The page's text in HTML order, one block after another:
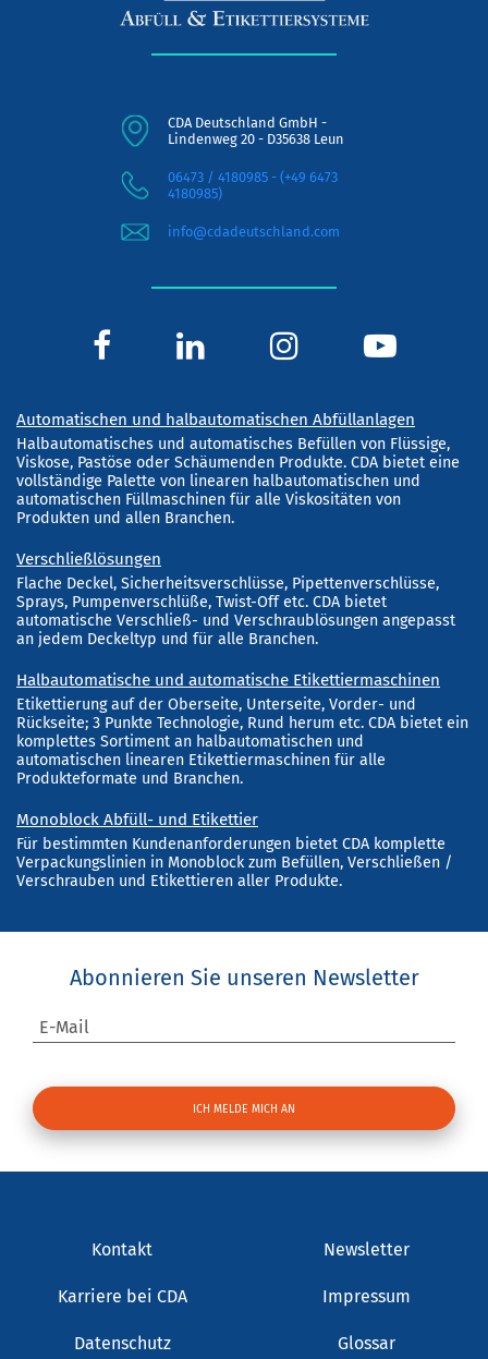
CDA Deutschland GmbH -
Lindenweg 20 - D35638 Leun
06473 / 4180985 - (+49 6473
4180985)
info@cdadeutschland.com
Automatischen und halbautomatischen Abfüllanlagen
Halbautomatisches und automatisches Befüllen von Flüssige,
Viskose, Pastöse oder Schäumenden Produkte. CDA bietet eine
vollständige Palette von linearen halbautomatischen und
automatischen Füllmaschinen für alle Viskositäten von
Produkten und allen Branchen.
Verschließlösungen
Flache Deckel, Sicherheitsverschlüsse, Pipettenverschlüsse,
Sprays, Pumpenverschlüße, Twist-Off etc. CDA bietet
automatische Verschließ- und Verschraublösungen angepasst
an jedem Deckeltyp und für alle Branchen.
Halbautomatische und automatische Etikettiermaschinen
Etikettierung auf der Oberseite, Unterseite, Vorder- und
Rückseite; 3 Punkte Technologie, Rund herum etc. CDA bietet ein
komplettes Sortiment an halbautomatischen und
automatischen linearen Etikettiermaschinen für alle
Produkteformate und Branchen.
Monoblock Abfüll- und Etikettier
Für bestimmten Kundenanforderungen bietet CDA komplette
Verpackungslinien in Monoblock zum Befüllen, Verschließen /
Verschrauben und Etikettieren aller Produkte.
Abonnieren Sie unseren Newsletter
E-Mail
Kontakt Newsletter
Karriere bei CDA Impressum
Datenschutz Glossar